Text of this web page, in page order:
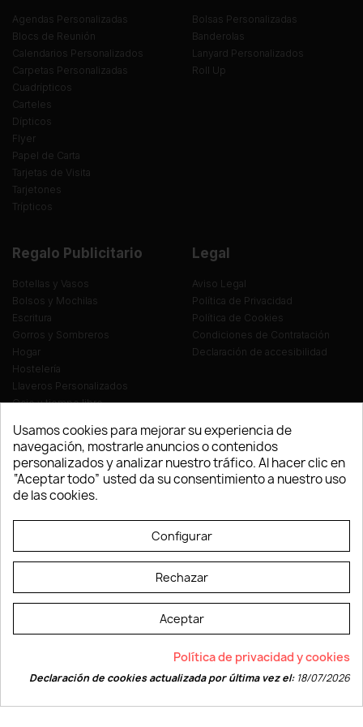
Agendas Personalizadas
Blocs de Reunión
Calendarios Personalizados
Carpetas Personalizadas
Cuadrípticos
Carteles
Dípticos
Flyer
Papel de Carta
Tarjetas de Visita
Tarjetones
Trípticos
Bolsas Personalizadas
Banderolas
Lanyard Personalizados
Roll Up
Regalo Publicitario
Botellas y Vasos
Bolsos y Mochilas
Escritura
Gorros y Sombreros
Hogar
Hostelería
Llaveros Personalizados
Ocio y tiempo libre
Ropa y Textil
Tecnología
Verano y playa
Vestuario laboral
Legal
Aviso Legal
Política de Privacidad
Política de Cookies
Condiciones de Contratación
Declaración de accesibilidad
© LEVELPRINT - 2026
La página dispone de código accesible según las normas dictadas por la
W3C
Usamos cookies para mejorar su experiencia de
navegación, mostrarle anuncios o contenidos
personalizados y analizar nuestro tráfico. Al hacer clic en
“Aceptar todo” usted da su consentimiento a nuestro uso
de las cookies.
Configurar
Rechazar
Aceptar
Política de privacidad y cookies
Declaración de cookies actualizada por última vez el:18/07/2026